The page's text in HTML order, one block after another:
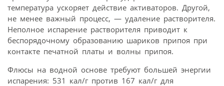
температура ускоряет действие активаторов. Другой,
не менее важный процесс, — удаление растворителя.
Неполное испарение растворителя приводит к
беспорядочному образованию шариков припоя при
контакте печатной платы и волны припоя.
Флюсы на водной основе требуют большей энергии
испарения: 531 кал/г против 167 кал/г для